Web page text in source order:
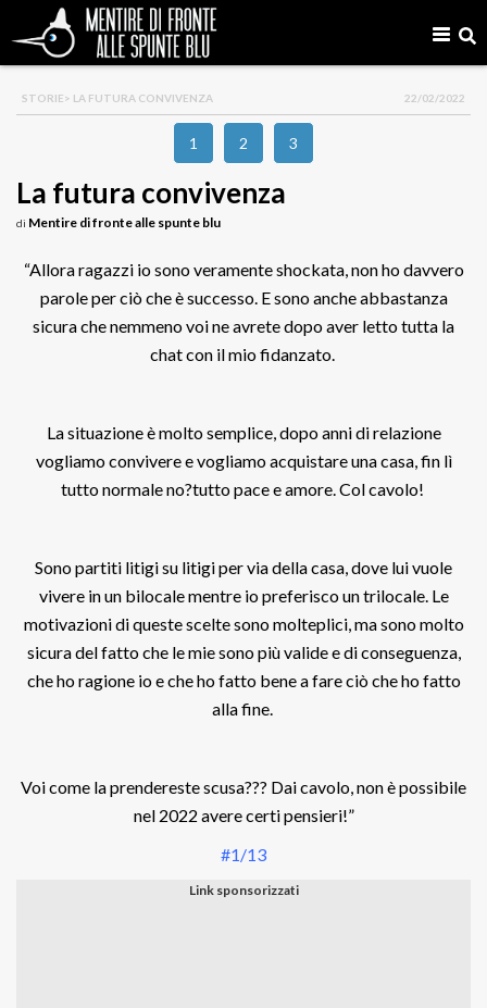
STORIE> LA FUTURA CONVIVENZA 22/02/2022
1 2 3
La futura convivenza
di Mentire di fronte alle spunte blu
“Allora ragazzi io sono veramente shockata, non ho davvero
parole per ciò che è successo. E sono anche abbastanza
sicura che nemmeno voi ne avrete dopo aver letto tutta la
chat con il mio fidanzato.
La situazione è molto semplice, dopo anni di relazione
vogliamo convivere e vogliamo acquistare una casa, fin lì
tutto normale no?tutto pace e amore. Col cavolo!
Sono partiti litigi su litigi per via della casa, dove lui vuole
vivere in un bilocale mentre io preferisco un trilocale. Le
motivazioni di queste scelte sono molteplici, ma sono molto
sicura del fatto che le mie sono più valide e di conseguenza,
che ho ragione io e che ho fatto bene a fare ciò che ho fatto
alla fine.
Voi come la prendereste scusa??? Dai cavolo, non è possibile
nel 2022 avere certi pensieri!”
#1/13